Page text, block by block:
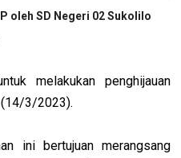
oleh SD Negeri 02 Sukolilo
melakukan penghijauan
(14/3/2023).
ini bertujuan merangsang